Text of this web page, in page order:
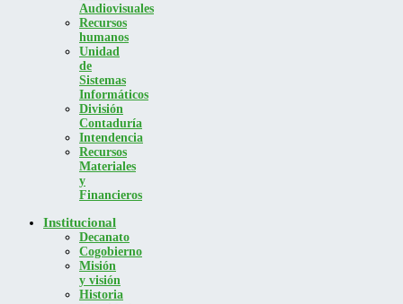
Audiovisuales
Recursos
humanos
Unidad
de
Sistemas
Informáticos
División
Contaduría
Intendencia
Recursos
Materiales
y
Financieros
Institucional
Decanato
Cogobierno
Misión
y visión
Historia